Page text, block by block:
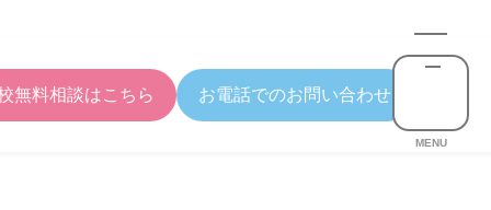
無料相談はこちら お電話でのお問い合わせ
MENU